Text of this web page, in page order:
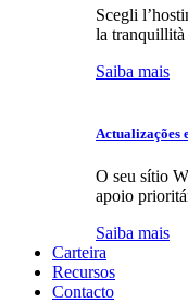
Scegli
la tranquillità
Saiba mais
Actualizações
O seu sítio
apoio
Saiba mais
Carteira
Recursos
Contacto